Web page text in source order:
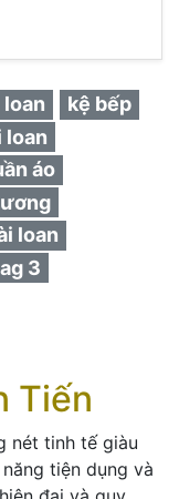
loan
kệ bếp
loan
áo
loan
3
Tiến
nét tinh tế giàu
tiện dụng và